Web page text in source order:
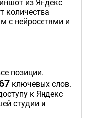
из Яндекс
количества
с нейросетями и
позиции.
ключевых слов.
к Яндекс
студии и